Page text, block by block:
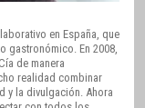
en España, que
gastronómico. En 2008,
de manera
realidad combinar
y la divulgación. Ahora